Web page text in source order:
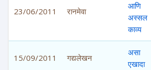
23/06/2011 रानमेवा
आणि
अस्सल
काव्य
15/09/2011 गद्यलेखन
असा
एखादा